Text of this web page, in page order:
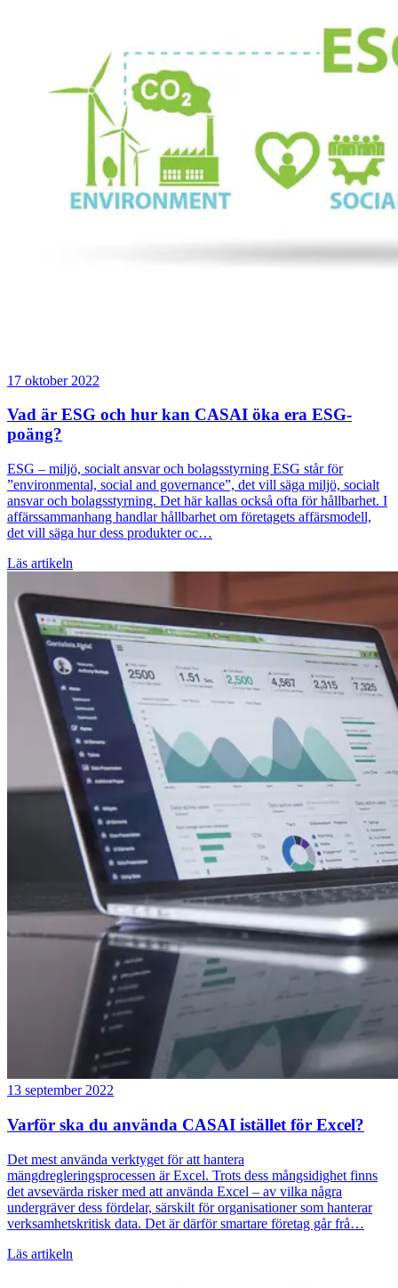
17 oktober 2022
Vad är ESG och hur kan CASAI öka era ESG-
poäng?
ESG – miljö, socialt ansvar och bolagsstyrning ESG står för
”environmental, social and governance”, det vill säga miljö, socialt
ansvar och bolagsstyrning. Det här kallas också ofta för hållbarhet. I
affärssammanhang handlar hållbarhet om företagets affärsmodell,
det vill säga hur dess produkter oc…
Läs artikeln
13 september 2022
Varför ska du använda CASAI istället för Excel?
Det mest använda verktyget för att hantera
mängdregleringsprocessen är Excel. Trots dess mångsidighet finns
det avsevärda risker med att använda Excel – av vilka några
undergräver dess fördelar, särskilt för organisationer som hanterar
verksamhetskritisk data. Det är därför smartare företag går frå…
Läs artikeln